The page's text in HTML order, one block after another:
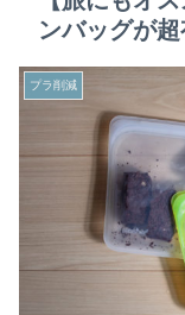
ンバッグが
プラ削減